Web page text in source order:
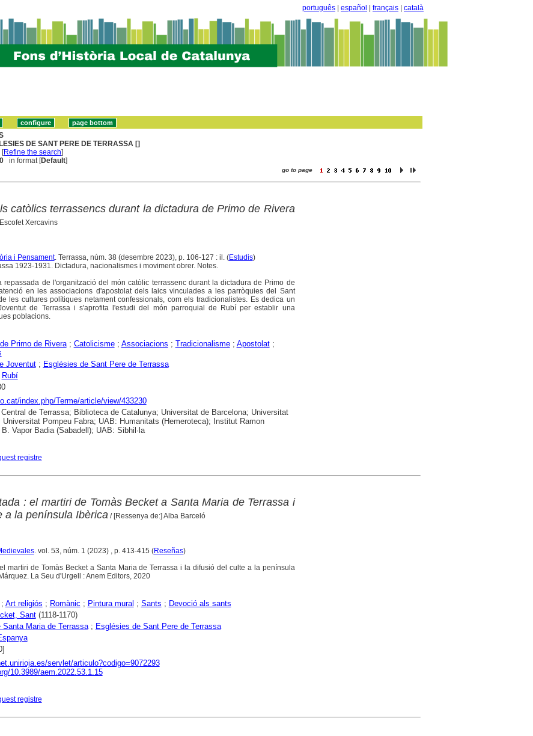
português español français català
DE SANT PERE DE TERRASSA []
[Refine the search]
in format [Default]
go to page
catòlics terrassencs durant la dictadura de Primo de Rivera
Xercavins
i Pensament. Terrassa, núm. 38 (desembre 2023), p. 106-127 : il. (Estudis)
1923-1931. Dictadura, nacionalismes i moviment obrer. Notes.
repassada de l'organització del món catòlic terrassenc durant la dictadura de Primo de
en les associacions d'apostolat dels laics vinculades a les parròquies del Sant
les cultures polítiques netament confessionals, com els tradicionalistes. Es dedica un
de Terrassa i s'aprofita l'estudi del món parroquial de Rubí per establir una
poblacions.
Primo de Rivera; Catolicisme; Associacions ; Tradicionalisme; Apostolat;
Joventut; Esglésies de Sant Pere de Terrassa
Rubí
index.php/Terme/article/view/433230
de Terrassa; Biblioteca de Catalunya; Universitat de Barcelona; Universitat
Universitat Pompeu Fabra; UAB: Humanitats (Hemeroteca); Institut Ramon
B. Vapor Badia (Sabadell); UAB: Sibhil·la
registre
: el martiri de Tomàs Becket a Santa Maria de Terrassa i
a la península Ibèrica/ [Ressenya de:] Alba Barceló
. vol. 53, núm. 1 (2023) , p. 413-415 (Reseñas)
martiri de Tomàs Becket a Santa Maria de Terrassa i la difusió del culte a la península
La Seu d'Urgell : Anem Editors, 2020
; Art religiós ; Romànic ; Pintura mural ; Sants ; Devoció als sants
Sant(1118-1170)
Santa Maria de Terrassa; Esglésies de Sant Pere de Terrassa
servlet/articulo?codigo=9072293
10.3989/aem.2022.53.1.15
registre